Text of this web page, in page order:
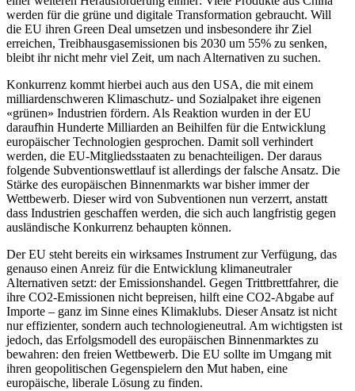
werden für die grüne und digitale Transformation gebraucht. Will
die EU ihren Green Deal umsetzen und insbesondere ihr Ziel
erreichen, Treibhausgasemissionen bis 2030 um 55% zu senken,
bleibt ihr nicht mehr viel Zeit, um nach Alternativen zu suchen.
Konkurrenz kommt hierbei auch aus den USA, die mit einem
milliardenschweren Klimaschutz- und Sozialpaket ihre eigenen
«grünen» Industrien fördern. Als Reaktion wurden in der EU
daraufhin Hunderte Milliarden an Beihilfen für die Entwicklung
europäischer Technologien gesprochen. Damit soll verhindert
werden, die EU-Mitgliedsstaaten zu benachteiligen. Der daraus
folgende Subventionswettlauf ist allerdings der falsche Ansatz. Die
Stärke des europäischen Binnenmarkts war bisher immer der
Wettbewerb. Dieser wird von Subventionen nun verzerrt, anstatt
dass Industrien geschaffen werden, die sich auch langfristig gegen
ausländische Konkurrenz behaupten können.
Der EU steht bereits ein wirksames Instrument zur Verfügung, das
genauso einen Anreiz für die Entwicklung klimaneutraler
Alternativen setzt: der Emissionshandel. Gegen Trittbrettfahrer, die
ihre CO2-Emissionen nicht bepreisen, hilft eine CO2-Abgabe auf
Importe – ganz im Sinne eines Klimaklubs. Dieser Ansatz ist nicht
nur effizienter, sondern auch technologieneutral. Am wichtigsten ist
jedoch, das Erfolgsmodell des europäischen Binnenmarktes zu
bewahren: den freien Wettbewerb. Die EU sollte im Umgang mit
ihren geopolitischen Gegenspielern den Mut haben, eine
europäische, liberale Lösung zu finden.